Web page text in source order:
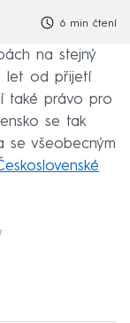
6 min čtení
na stejný
let od přijetí
také právo pro
se tak
se všeobecným